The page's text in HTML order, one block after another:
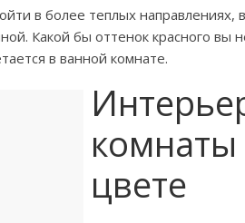
в более теплых направлениях,
Какой бы оттенок красного
в ванной комнате.
цвете